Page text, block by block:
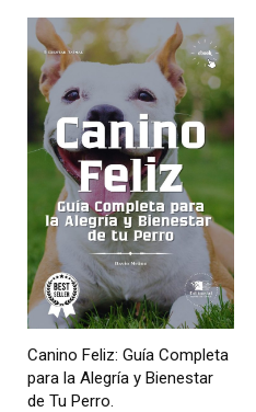
Canino Feliz: Guía Completa
para la Alegría y Bienestar
de Tu Perro.